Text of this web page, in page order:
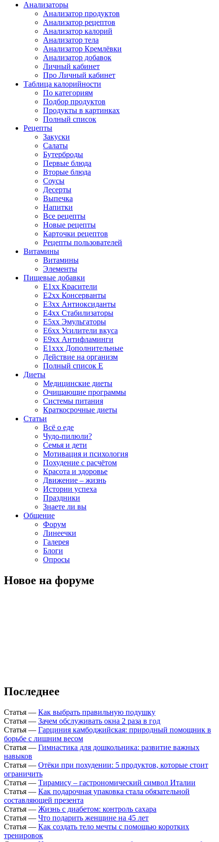
Анализаторы
Анализатор продуктов
Анализатор рецептов
Анализатор калорий
Анализатор тела
Анализатор Кремлёвки
Анализатор добавок
Личный кабинет
Про Личный кабинет
Таблица калорийности
По категориям
Подбор продуктов
Продукты в картинках
Полный список
Рецепты
Закуски
Салаты
Бутерброды
Первые блюда
Вторые блюда
Соусы
Десерты
Выпечка
Напитки
Все рецепты
Новые рецепты
Карточки рецептов
Рецепты пользователей
Витамины
Витамины
Элементы
Пищевые добавки
E1xx Красители
E2xx Консерванты
E3xx Антиоксиданты
E4xx Стабилизаторы
E5xx Эмульгаторы
E6xx Усилители вкуса
E9xx Антифламинги
E1xxx Дополнительные
Действие на организм
Полный список E
Диеты
Медицинские диеты
Очищающие программы
Системы питания
Краткосрочные диеты
Статьи
Всё о еде
Чудо-пилюли?
Семья и дети
Мотивация и психология
Похудение с расчётом
Красота и здоровье
Движение – жизнь
Истории успеха
Праздники
Знаете ли вы
Общение
Форум
Линеечки
Галерея
Блоги
Опросы
Новое на форуме
Последнее
Статья — Как выбрать правильную подушку
Статья — Зачем обслуживать окна 2 раза в год
Статья — Гарциния камбоджийская: природный помощник в
борьбе с лишним весом
Статья — Гимнастика для дошкольника: развитие важных
навыков
Статья — Отёки при похудении: 5 продуктов, которые стоит
ограничить
Статья — Тирамису – гастрономический символ Италии
Статья — Как подарочная упаковка стала обязательной
составляющей презента
Статья — Жизнь с диабетом: контроль сахара
Статья — Что подарить женщине на 45 лет
Статья — Как создать тело мечты с помощью коротких
тренировок